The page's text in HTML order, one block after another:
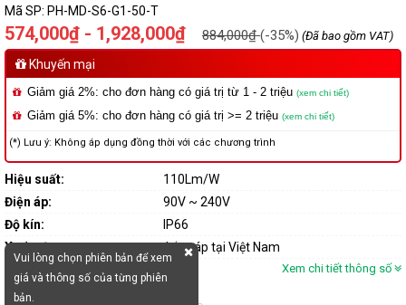
Mã SP: PH-MD-S6-G1-50-T
574,000₫ - 1,928,000₫ 884,000₫(-35%) (Đã bao gồm VAT)
Khuyến mại
Giảm giá 2%: cho đơn hàng có giá trị từ 1 - 2 triệu (xem chi tiết)
Giảm giá 5%: cho đơn hàng có giá trị >= 2 triệu (xem chi tiết)
(*) Lưu ý: Không áp dụng đồng thời với các chương trình
Hiệu suất:
110Lm/W
Điện áp:
90V ~ 240V
Độ kín:
IP66
Xuất xứ:
Lắp ráp tại Việt Nam
Xem chi tiết thông số
Vui lòng chọn phiên bản để xem
giá và thông số của từng phiên
bản.